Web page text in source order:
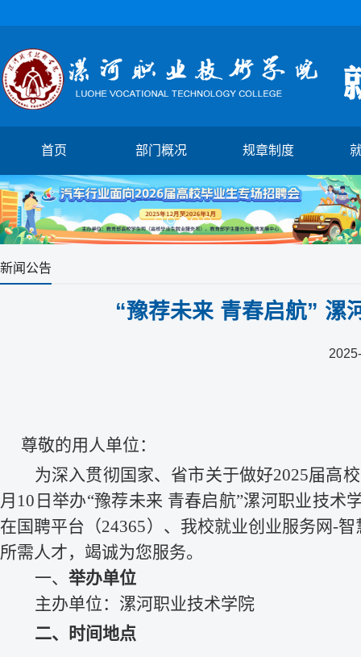
首页 部门概况 规章制度
1 2 3 4 5
新闻公告
“豫荐未来 青春启航” 漯
尊敬的用人单位：
为深入贯彻国家、省市关于做好2025届高
月10 日举办“豫荐未来 青春启航”漯河职业技术
在国聘平台（24365）、 我校就业创业服务网-智
所需人才，竭诚为您服务。
一、 举办单位
主办单位： 漯河职业技术学院
二、时间地点